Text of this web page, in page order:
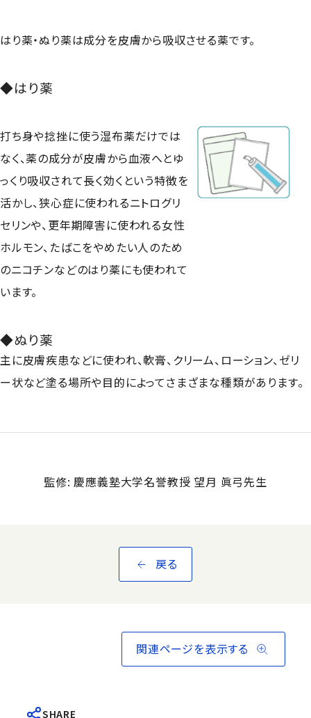
はり薬・ぬり薬は成分を皮膚から吸収させる薬です。
◆はり薬
打ち身や捻挫に使う湿布薬だけでは
なく、薬の成分が皮膚から血液へとゆ
っくり吸収されて長く効くという特徴を
活かし、狭心症に使われるニトログリ
セリンや、更年期障害に使われる女性
ホルモン、たばこをやめたい人のため
のニコチンなどのはり薬にも使われて
います。
◆ぬり薬
主に皮膚疾患などに使われ、軟膏、クリーム、ローション、ゼリ
ー状など塗る場所や目的によってさまざまな種類があります。
監修: 慶應義塾大学名誉教授 望月 眞弓先生
戻る
関連ページを表示する
SHARE